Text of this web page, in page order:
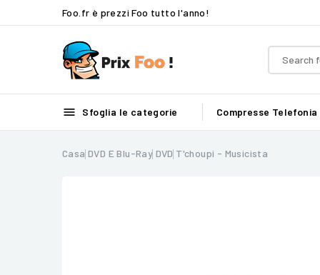
Foo.fr è prezzi Foo tutto l'anno!
 Sfoglia le categorie Compresse Telefonia
Casa DVD E Blu-Ray DVD T'choupi - Musicista